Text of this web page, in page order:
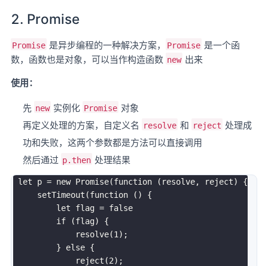
2. Promise
Promise 是异步编程的一种解决方案， Promise 是一个函
数，函数也是对象，可以当作构造函数 new 出来
使用：
先 new 实例化 Promise 对象
再定义处理的方案，自定义名
resolve 和 reject 处理成
功和失败，这两个参数都是方法可以直接调用
然后通过 p.then 处理结果
let p = new Promise(function ( resolve, reject)
{
setTimeout (function ( )
{
let flag = false
if
(flag)
{
resolve(1 ) ;
}
else {
reject (2) ;